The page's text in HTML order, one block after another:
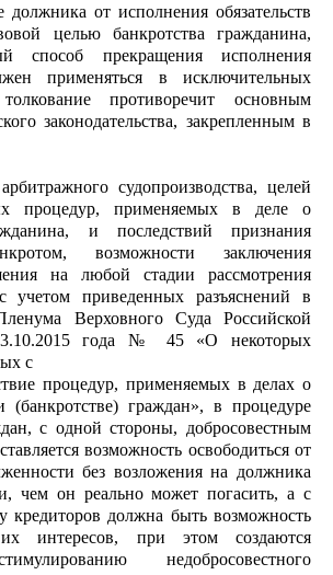
должника от исполнения обязательств
целью банкротства гражданина,
способ прекращения исполнения
применяться в исключительных
противоречит основным
законодательства, закрепленным в
судопроизводства, целей
процедур, применяемых в деле о
и последствий признания
возможности заключения
на любой стадии рассмотрения
учетом приведенных разъяснений в
Верховного Суда Российской
года № 45 «О некоторых
с
процедур, применяемых в делах о
(банкротстве) граждан», в процедуре
с одной стороны, добросовестным
возможность освободиться от
без возложения на должника
чем он реально может погасить, а с
кредиторов должна быть возможность
их интересов, при этом создаются
недобросовестного